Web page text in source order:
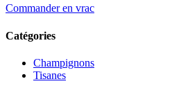
Commander en vrac
Catégories
Champignons
Tisanes